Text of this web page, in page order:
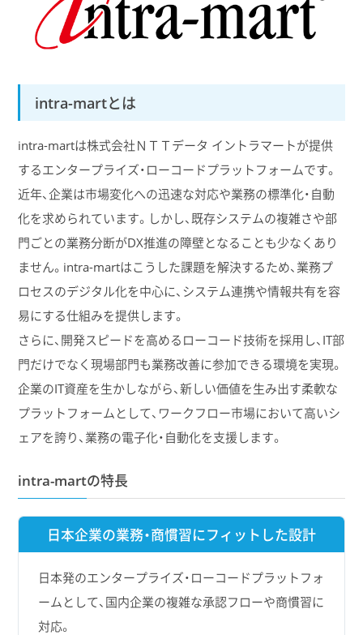
intra-martとは
intra-martは株式会社ＮＴＴデータ イントラマートが提供
するエンタープライズ・ローコードプラットフォームです。
近年、企業は市場変化への迅速な対応や業務の標準化・自動
化を求められています。しかし、既存システムの複雑さや部
門ごとの業務分断がDX推進の障壁となることも少なくあり
ません。intra-martはこうした課題を解決するため、業務プ
ロセスのデジタル化を中心に、システム連携や情報共有を容
易にする仕組みを提供します。
さらに、開発スピードを高めるローコード技術を採用し、IT部
門だけでなく現場部門も業務改善に参加できる環境を実現。
企業のIT資産を生かしながら、新しい価値を生み出す柔軟な
プラットフォームとして、ワークフロー市場において高いシ
ェアを誇り、業務の電子化・自動化を支援します。
intra-martの特長
日本企業の業務・商慣習にフィットした設計
日本発のエンタープライズ・ローコードプラットフォ
ームとして、国内企業の複雑な承認フローや商慣習に
対応。